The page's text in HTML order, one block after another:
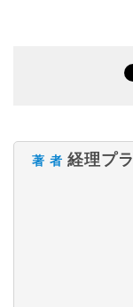
著 者 経理プ